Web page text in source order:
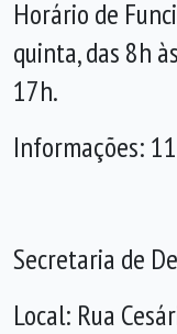
Horário de
quinta, das 8h
17h.
Informações:
Secretaria de
Local: Rua